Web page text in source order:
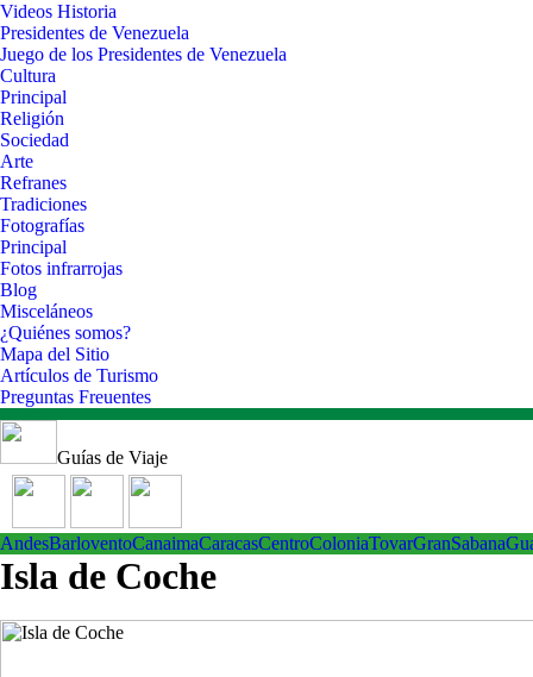
Videos Historia
Presidentes de Venezuela
Juego de los Presidentes de Venezuela
Cultura
Principal
Religión
Sociedad
Arte
Refranes
Tradiciones
Fotografías
Principal
Fotos infrarrojas
Blog
Misceláneos
¿Quiénes somos?
Mapa del Sitio
Artículos de Turismo
Preguntas Freuentes
Guías de Viaje
AndesBarloventoCanaimaCaracasCentroColoniaTovarGranSabana
Isla de Coche